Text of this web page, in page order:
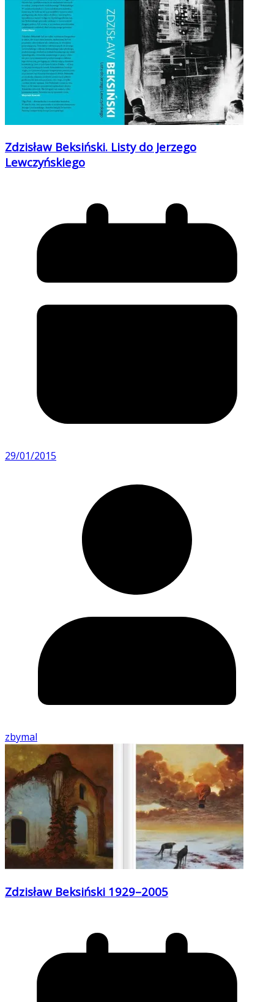
Zdzisław Beksiński. Listy do Jerzego
Lewczyńskiego
29/01/2015
zbymal
Zdzisław Beksiński 1929–2005